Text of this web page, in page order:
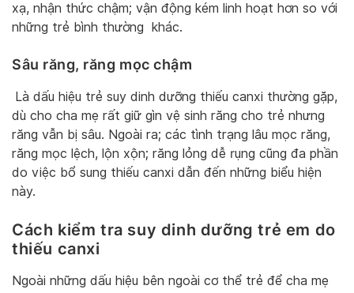
xạ, nhận thức chậm; vận động kém linh hoạt hơn so với
những trẻ bình thường khác.
Sâu răng, răng mọc chậm
Là dấu hiệu trẻ suy dinh dưỡng thiếu canxi thường gặp,
dù cho cha mẹ rất giữ gìn vệ sinh răng cho trẻ nhưng
răng vẫn bị sâu. Ngoài ra; các tình trạng lâu mọc răng,
răng mọc lệch, lộn xộn; răng lỏng dễ rụng cũng đa phần
do việc bổ sung thiếu canxi dẫn đến những biểu hiện
này.
Cách kiểm tra suy dinh dưỡng trẻ em do
thiếu canxi
Ngoài những dấu hiệu bên ngoài cơ thể trẻ để cha mẹ